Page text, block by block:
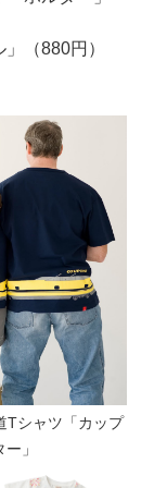
（880円）
Tシャツ「カップ
」